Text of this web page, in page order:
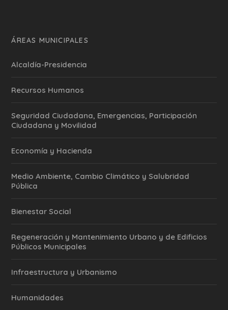
ÁREAS MUNICIPALES
Alcaldía-Presidencia
Recursos Humanos
Seguridad Ciudadana, Emergencias, Participación
Ciudadana y Movilidad
Economía y Hacienda
Medio Ambiente, Cambio Climático y Salubridad
Pública
Bienestar Social
Regeneración y Mantenimiento Urbano y de Edificios
Públicos Municipales
Infraestructura y Urbanismo
Humanidades